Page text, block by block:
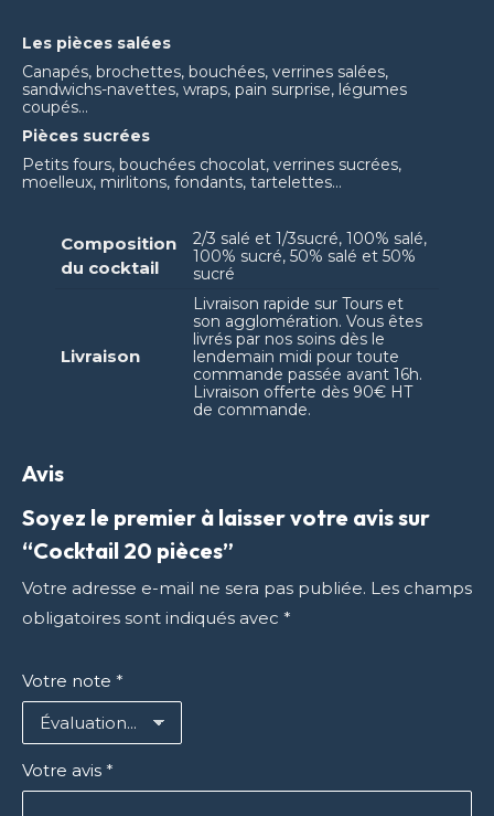
Les pièces salées
Canapés, brochettes, bouchées, verrines salées,
sandwichs-navettes, wraps, pain surprise, légumes
coupés…
Pièces sucrées
Petits fours, bouchées chocolat, verrines sucrées,
moelleux, mirlitons, fondants, tartelettes…
Composition
du cocktail
2/3 salé et 1/3sucré, 100% salé,
100% sucré, 50% salé et 50%
sucré
Livraison
Livraison rapide sur Tours et
son agglomération. Vous êtes
livrés par nos soins dès le
lendemain midi pour toute
commande passée avant 16h.
Livraison offerte dès 90€ HT
de commande.
Avis
Soyez le premier à laisser votre avis sur
“Cocktail 20 pièces”
Votre adresse e-mail ne sera pas publiée. Les champs
obligatoires sont indiqués avec *
Votre note *
Votre avis *